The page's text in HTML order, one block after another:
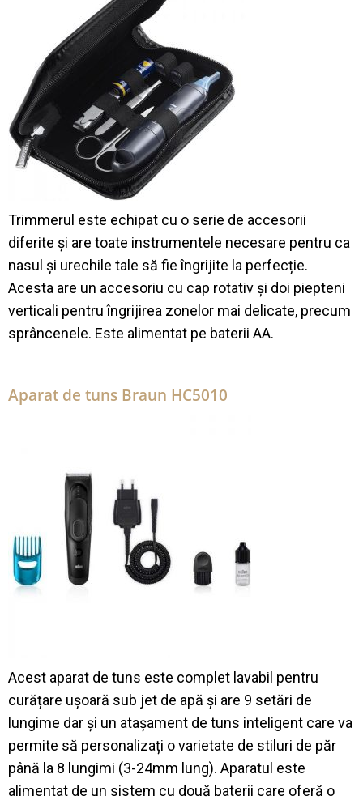
Trimmerul este echipat cu o serie de accesorii
diferite și are toate instrumentele necesare pentru ca
nasul și urechile tale să fie îngrijite la perfecție.
Acesta are un accesoriu cu cap rotativ și doi piepteni
verticali pentru îngrijirea zonelor mai delicate, precum
sprâncenele. Este alimentat pe baterii AA.
Aparat de tuns Braun HC5010
Acest aparat de tuns este complet lavabil pentru
curățare ușoară sub jet de apă și are 9 setări de
lungime dar și un atașament de tuns inteligent care va
permite să personalizați o varietate de stiluri de păr
până la 8 lungimi (3-24mm lung). Aparatul este
alimentat de un sistem cu două baterii care oferă o